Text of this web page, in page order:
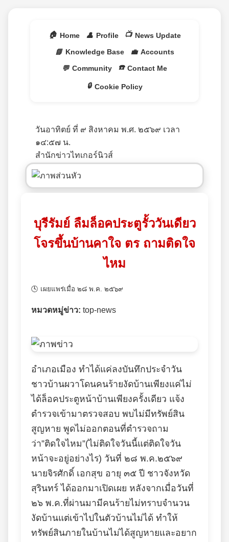
🏠 Home 👤 Profile 📺 News Update
📘 Knowledge Base 💼 Accounts
💬 Community ☎️ Contact Me
🔒 Cookie Policy
วันอาทิตย์ ที่ ๙ สิงหาคม พ.ศ. ๒๕๖๙ เวลา
๑๔:๕๗ น.
สำนักข่าวไทเกอร์นิวส์
บุรีรัมย์ ลืมล็อคประตูรั้ววันเดียว
โจรขึ้นบ้านคาใจ ตร ถามติดใจ
ไหม
🕓 เผยแพร่เมื่อ ๒๘ พ.ค. ๒๕๖๙
หมวดหมู่ข่าว: top-news
อำเภอเมือง ทำได้แค่ลงบันทึกประจำวัน
ชาวบ้านผวาโดนคนร้ายงัดบ้านเพียงแค่ไม่
ได้ล็อคประตูหน้าบ้านเพียงครั้งเดียว แจ้ง
ตำรวจเข้ามาตรวจสอบ พบไม่มีทรัพย์สิน
สูญหาย พูดไม่ออกตอนที่ตำรวจถาม
ว่า”ติดใจไหม”(ไม่ติดใจวันนี้แต่ติดใจวัน
หน้าจะอยู่อย่างไร) วันที่ ๒๘ พ.ค.๒๕๖๙
นายจิรศักดิ์ เอกสุข อายุ ๓๕ ปี ชาวจังหวัด
สุรินทร์ ได้ออกมาเปิดเผย หลังจากเมื่อวันที่
๒๖ พ.ค.ที่ผ่านมามีคนร้ายไม่ทราบจำนวน
งัดบ้านแต่เข้าไปในตัวบ้านไม่ได้ ทำให้
ทรัพย์สินภายในบ้านไม่ได้สูญหายและอยาก